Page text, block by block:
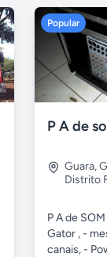
Popular
Guara,
Distrito
P A de
Gator , -
canais, -